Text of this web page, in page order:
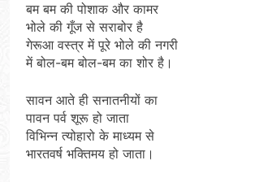
बम बम की पोशाक और कामर
भोले की गूँज से सराबोर है
गेरूआ वस्त्र में पूरे भोले की नगरी
में बोल-बम बोल-बम का शोर है।
सावन आते ही सनातनीयों का
पावन पर्व शूरू हो जाता
विभिन्न त्योहारो के माध्यम से
भारतवर्ष भक्तिमय हो जाता।